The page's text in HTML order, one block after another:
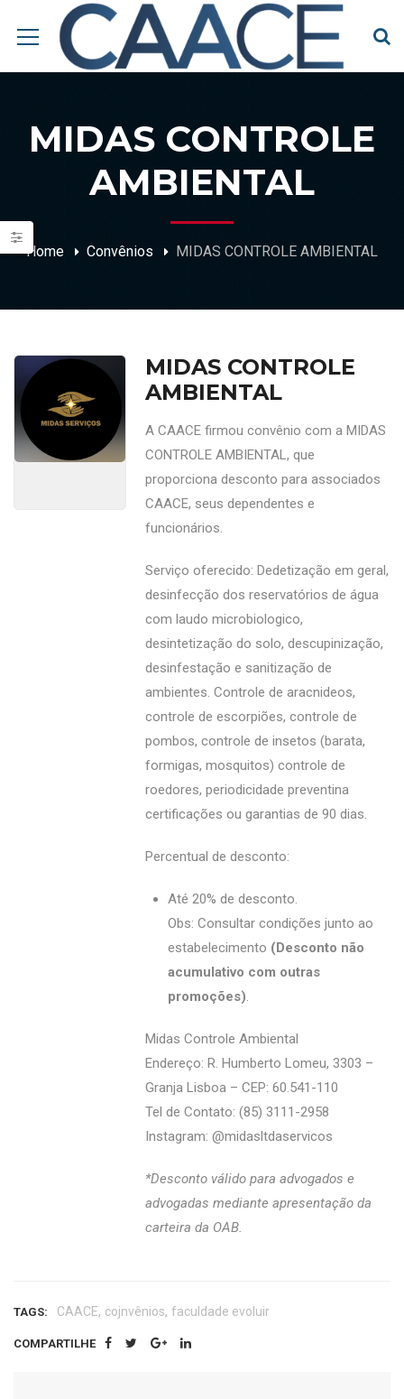
MIDAS CONTROLE
AMBIENTAL
Home Convênios MIDAS CONTROLE AMBIENTAL
MIDAS CONTROLE
AMBIENTAL
A CAACE firmou convênio com a MIDAS
CONTROLE AMBIENTAL, que
proporciona desconto para associados
CAACE, seus dependentes e
funcionários.
Serviço oferecido: Dedetização em geral,
desinfecção dos reservatórios de água
com laudo microbiologico,
desintetização do solo, descupinização,
desinfestação e sanitização de
ambientes. Controle de aracnideos,
controle de escorpiões, controle de
pombos, controle de insetos (barata,
formigas, mosquitos) controle de
roedores, periodicidade preventina
certificações ou garantias de 90 dias.
Percentual de desconto:
Até 20% de desconto.
Obs: Consultar condições junto ao
estabelecimento (Desconto não
acumulativo com outras
promoções).
Midas Controle Ambiental
Endereço: R. Humberto Lomeu, 3303 –
Granja Lisboa – CEP: 60.541-110
Tel de Contato: (85) 3111-2958
Instagram: @‌midasltdaservicos
*Desconto válido para advogados e
advogadas mediante apresentação da
carteira da OAB.
TAGS: CAACE, cojnvênios, faculdade evoluir
COMPARTILHE